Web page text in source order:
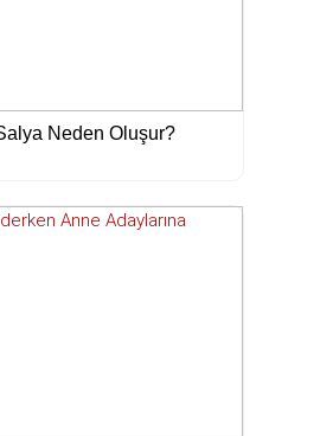
Neden Oluşur?